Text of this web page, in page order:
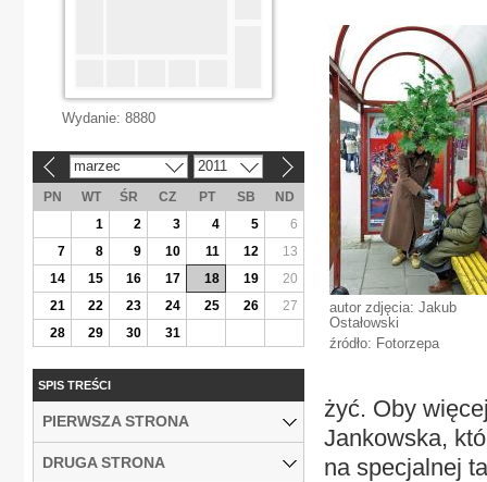
autor zdjęcia: Jakub
Ostałowski
źródło: Fotorzepa
żyć. Oby
Jankowska,
na specjalnej
Wydanie: 8880
marzec 2011
PN WT ŚR CZ PT SB
ND
1
2 3 4 5
6
7
8 9 10 11 12
13
14
15 16 17 18 19
20
21
22 23 24 25 26
27
28
29 30 31
SPIS TREŚCI
PIERWSZA STRONA
DRUGA STRONA